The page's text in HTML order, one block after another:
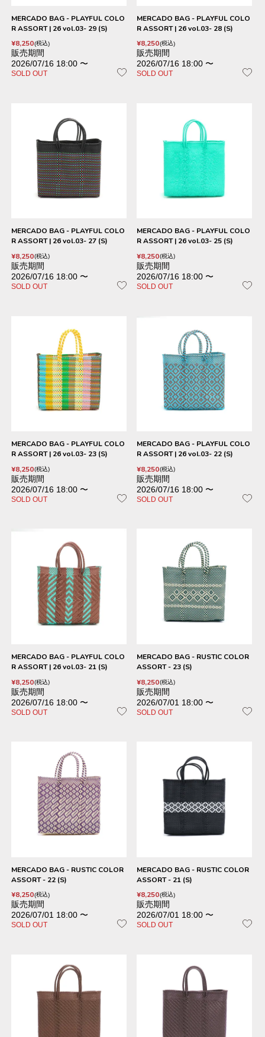
MERCADO BAG - PLAYFUL COLO
R ASSORT | 26 vol.03- 29 (S)
¥8,250 税込
販売期間
2026/07/16 18:00 〜
SOLD OUT
MERCADO BAG - PLAYFUL COLO
R ASSORT | 26 vol.03- 28 (S)
¥8,250 税込
販売期間
2026/07/16 18:00 〜
SOLD OUT
MERCADO BAG - PLAYFUL COLO
R ASSORT | 26 vol.03- 27 (S)
¥8,250 税込
販売期間
2026/07/16 18:00 〜
SOLD OUT
MERCADO BAG - PLAYFUL COLO
R ASSORT | 26 vol.03- 25 (S)
¥8,250 税込
販売期間
2026/07/16 18:00 〜
SOLD OUT
MERCADO BAG - PLAYFUL COLO
R ASSORT | 26 vol.03- 23 (S)
¥8,250 税込
販売期間
2026/07/16 18:00 〜
SOLD OUT
MERCADO BAG - PLAYFUL COLO
R ASSORT | 26 vol.03- 22 (S)
¥8,250 税込
販売期間
2026/07/16 18:00 〜
SOLD OUT
MERCADO BAG - PLAYFUL COLO
R ASSORT | 26 vol.03- 21 (S)
¥8,250 税込
販売期間
2026/07/16 18:00 〜
SOLD OUT
MERCADO BAG - RUSTIC COLOR
ASSORT - 23 (S)
¥8,250 税込
販売期間
2026/07/01 18:00 〜
SOLD OUT
MERCADO BAG - RUSTIC COLOR
ASSORT - 22 (S)
¥8,250 税込
販売期間
2026/07/01 18:00 〜
SOLD OUT
MERCADO BAG - RUSTIC COLOR
ASSORT - 21 (S)
¥8,250 税込
販売期間
2026/07/01 18:00 〜
SOLD OUT